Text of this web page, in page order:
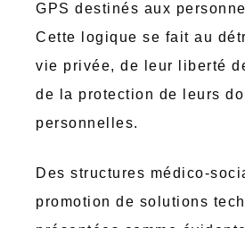
GPS destinés aux
Cette logique se fait au
vie privée, de leur liberté
de la protection de leurs
personnelles.
Des structures médico-
promotion de solutions